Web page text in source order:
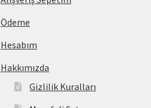
Ödeme
Hesabım
Hakkımızda
Gizlilik Kuralları